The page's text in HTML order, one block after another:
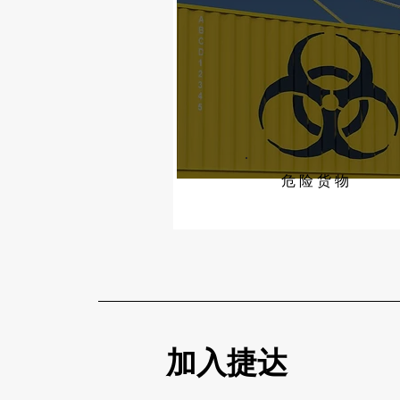
危险货物
加入捷达